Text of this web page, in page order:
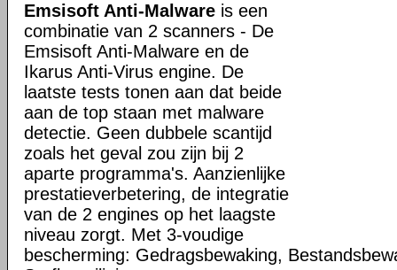
Emsisoft Anti-Malware is een
combinatie van 2 scanners - De
Emsisoft Anti-Malware en de
Ikarus Anti-Virus engine. De
laatste tests tonen aan dat beide
aan de top staan met malware
detectie. Geen dubbele scantijd
zoals het geval zou zijn bij 2
aparte programma's. Aanzienlijke
prestatieverbetering, de integratie
van de 2 engines op het laagste
niveau zorgt. Met 3-voudige
bescherming: Gedragsbewaking,